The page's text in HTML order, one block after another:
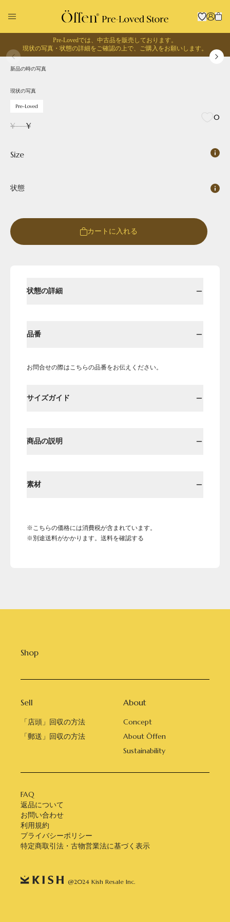
Round Round-hi
Pre-Lovedでは、中古品を販売しております。
現状の写真・状態の詳細をご確認の上で、 ご購入をお願いします。
現状の写真
新品の時の写真
現状の写真
Pre-Loved
0
¥---¥
Size
状態
カートに入れる
状態の詳細
品番
お問合せの際はこちらの品番をお伝えください。
サイズガイド
商品の説明
素材
※こちらの価格には消費税が含まれています。
※別途送料がかかります。送料を確認する
Shop
Sell
「店頭」回収の方法
「郵送」回収の方法
About
Concept
About Öffen
Sustainability
FAQ
返品について
お問い合わせ
利用規約
プライバシーポリシー
特定商取引法・古物営業法に基づく表示
@2024 Kish Resale Inc.